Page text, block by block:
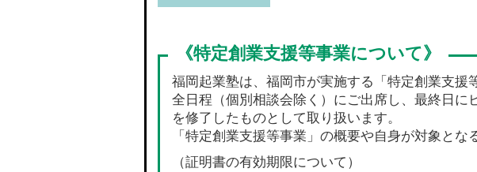
福岡起業塾は、福岡市が実施する「特定創業支援
全日程（個別相談会除く）にご出席し、最終日に
を修了したものとして取り扱います。
「特定創業支援等事業」の概要や自身が対象と
（証明書の有効期限について）